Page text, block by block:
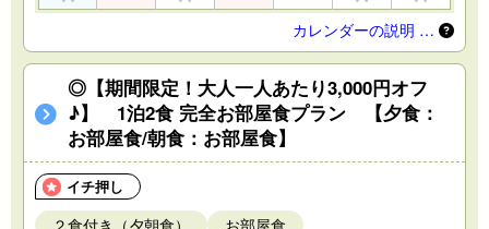
カレンダーの説明 …
◎【期間限定！大人一人あたり3,000円オフ
♪】 1泊2食 完全お部屋食プラン 【夕食：
お部屋食/朝食：お部屋食】
イチ押し